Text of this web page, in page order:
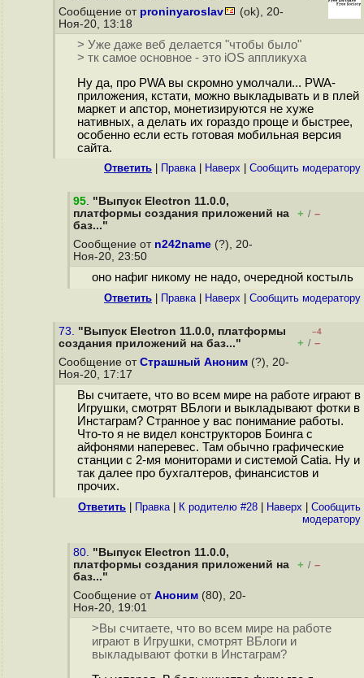
Сообщение от proninyaroslav
(ok), 20-
Ноя-20, 13:18
> Уже даже веб делается "чтобы было"
> тк самое основное - это iOS аппликуха
Ну да, про PWA вы скромно умолчали... PWA-
приложения, кстати, можно выкладывать и в плей
маркет и апстор, монетизируются не хуже
нативных, а делать их гораздо проще и быстрее,
особенно если есть готовая мобильная версия
сайта.
Ответить Правка| Наверх Cообщить модератору
95. "Выпуск Electron 11.0.0,
платформы создания приложений на
баз..."
+ / –
Сообщение от n242name (?), 20-
Ноя-20, 23:50
оно нафиг никому не надо, очередной костыль
Ответить Правка| Наверх Cообщить модератору
73. "Выпуск Electron 11.0.0, платформы
создания приложений на баз..."
–4
+ / –
Сообщение от Страшный Аноним (?), 20-
Ноя-20, 17:17
Вы считаете, что во всем мире на работе играют в
Игрушки, смотрят ВБлоги и выкладывают фотки в
Инстаграм? Странное у вас понимание работы.
Что-то я не видел конструкторов Боинга с
айфонями наперевес. Там обычно графические
станции с 2-мя мониторами и системой Catia. Ну и
так далее про бухгалтеров, финансистов и
прочих.
Ответить Правка| К родителю #28 Наверх
Cообщить
модератору
80. "Выпуск Electron 11.0.0,
платформы создания приложений на
баз..."
+ / –
Сообщение от Аноним (80), 20-
Ноя-20, 19:01
>Вы считаете, что во всем мире на работе
играют в Игрушки, смотрят ВБлоги и
выкладывают фотки в Инстаграм?